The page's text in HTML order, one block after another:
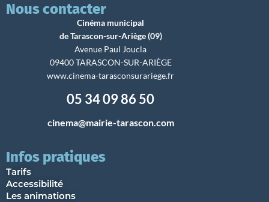
Nous contacter
Cinéma municipal
de Tarascon-sur-Ariège (09)
Avenue Paul Joucla
09400 TARASCON-SUR-ARIÈGE
www.cinema-tarasconsurariege.fr
05 34 09 86 50
cinema@mairie-tarascon.com
Infos pratiques
Tarifs
Accessibilité
Les animations